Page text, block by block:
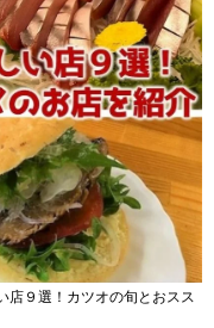
店９選！カツオの旬とおスス